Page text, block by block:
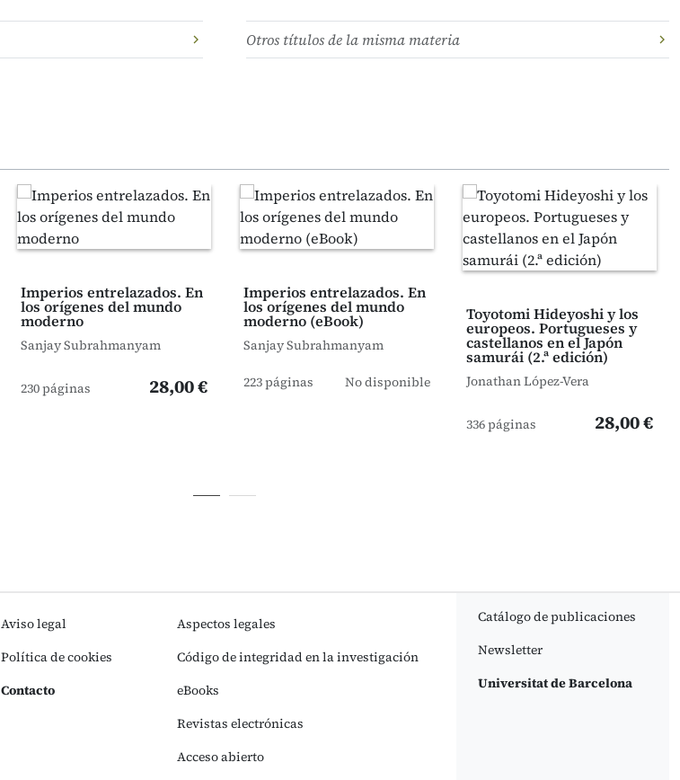
Otros títulos de la misma materia
Imperios entrelazados. En
los orígenes del mundo
moderno
Sanjay Subrahmanyam
230 páginas 28,00 €
Imperios entrelazados. En
los orígenes del mundo
moderno (eBook)
Sanjay Subrahmanyam
223 páginas No disponible
Toyotomi Hideyoshi y los
europeos. Portugueses y
castellanos en el Japón
samurái (2.ª edición)
Jonathan López-Vera
336 páginas 28,00 €
Aviso legal
Política de cookies
Contacto
Aspectos legales
Código de integridad en la investigación
eBooks
Revistas electrónicas
Acceso abierto
Catálogo de publicaciones
Newsletter
Universitat de Barcelona